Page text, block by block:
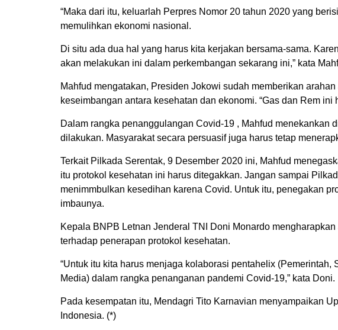
“Maka dari itu, keluarlah Perpres Nomor 20 tahun 2020 yang
memulihkan ekonomi nasional.
Di situ ada dua hal yang harus kita kerjakan bersama-sama.
akan melakukan ini dalam perkembangan sekarang ini,” kata
Mahfud mengatakan, Presiden Jokowi sudah memberikan
keseimbangan antara kesehatan dan ekonomi. “Gas dan Rem ini
Dalam rangka penanggulangan Covid-19 , Mahfud menekankan
dilakukan. Masyarakat secara persuasif juga harus tetap
Terkait Pilkada Serentak, 9 Desember 2020 ini, Mahfud
itu protokol kesehatan ini harus ditegakkan. Jangan sampai
menimmbulkan kesedihan karena Covid. Untuk itu, penegakan
imbaunya.
Kepala BNPB Letnan Jenderal TNI Doni Monardo
terhadap penerapan protokol kesehatan.
“Untuk itu kita harus menjaga kolaborasi pentahelix (Pemerintah,
Media) dalam rangka penanganan pandemi Covid-19,” kata Doni.
Pada kesempatan itu, Mendagri Tito Karnavian menyampaikan
Indonesia. (*)